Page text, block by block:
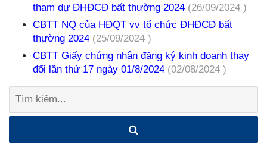
tham dự ĐHĐCĐ bất thường 2024 (26/09/2024 )
CBTT NQ của HĐQT vv tổ chức ĐHĐCĐ bất
thường 2024 (25/09/2024 )
CBTT Giấy chứng nhận đăng ký kinh doanh thay
đổi lần thứ 17 ngày 01/8/2024 (02/08/2024 )
Tìm